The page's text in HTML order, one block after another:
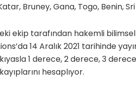
Bruney, Gana, Togo, Benin,
ekip tarafından hakemli
14 Aralık 2021 tarihinde
1 derece, 2 derece, 3
hesaplıyor.